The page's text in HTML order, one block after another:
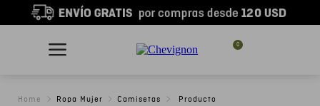
0
Ropa Mujer Camisetas